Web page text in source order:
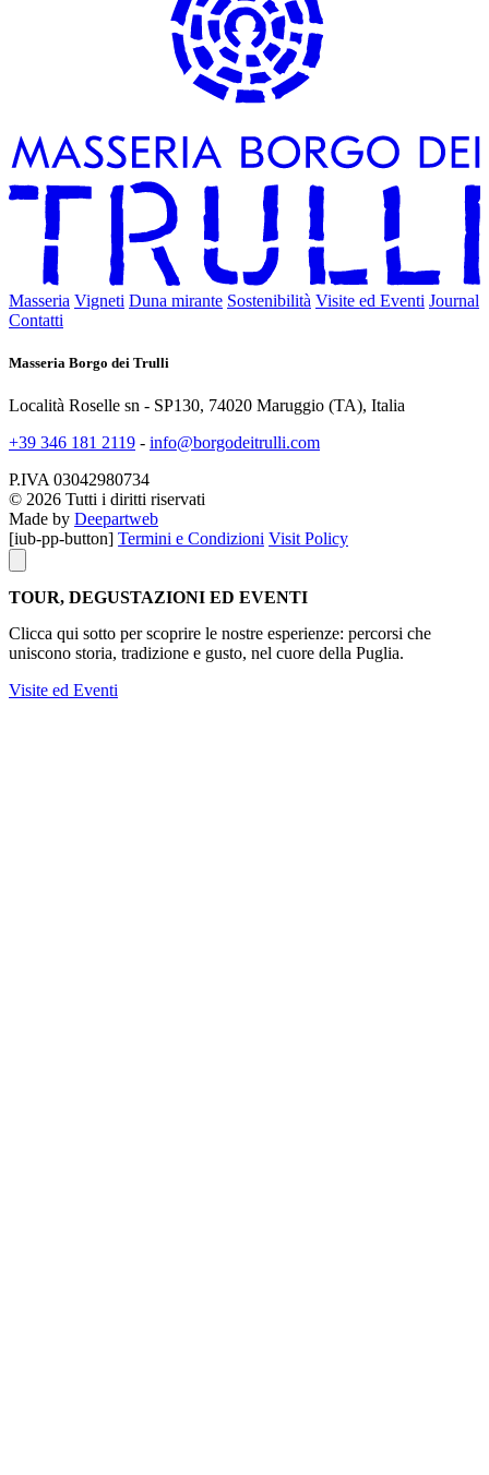
Masseria Vigneti Duna mirante Sostenibilità Visite ed Eventi Journal
Contatti
Masseria Borgo dei Trulli
Località Roselle sn - SP130, 74020 Maruggio (TA), Italia
+39 346 181 2119 - info@borgodeitrulli.com
P.IVA 03042980734
© 2026 Tutti i diritti riservati
Made by Deepartweb
[iub-pp-button] Termini e Condizioni Visit Policy
TOUR, DEGUSTAZIONI ED EVENTI
Clicca qui sotto per scoprire le nostre esperienze: percorsi che
uniscono storia, tradizione e gusto, nel cuore della Puglia.
Visite ed Eventi